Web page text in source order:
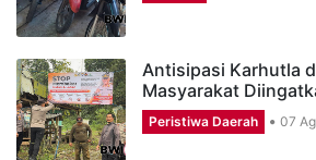
Antisipasi Karhutla
Masyarakat
Peristiwa Daerah 07